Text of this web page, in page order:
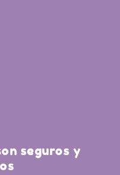
seguros y